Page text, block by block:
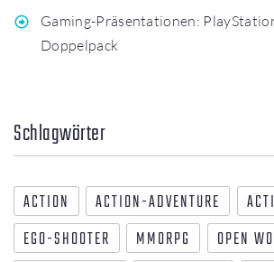
Gaming-Präsentationen:
Doppelpack
Schlagwörter
ACTION ACTION-ADVENTURE
EGO-SHOOTER
MMORPG
OPEN